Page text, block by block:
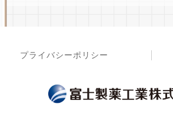
プライバシーポリシー